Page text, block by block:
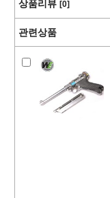
상품리뷰 [0]
관련상품